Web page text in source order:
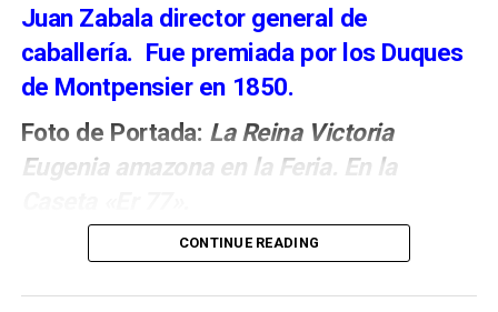
Marchena en la conquista de
Málaga
Juan Zabala director general de
caballería. Fue premiada por los Duques
de Montpensier en 1850.
Foto de Portada: La Reina Victoria
Eugenia amazona en la Feria. En la
CONTINUE READING